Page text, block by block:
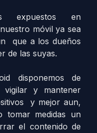
expuestos en
móvil ya sea
que a los dueños
de las suyas.
disponemos de
vigilar y mantener
y mejor aun,
tomar medidas un
el contenido de